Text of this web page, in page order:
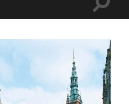
Toggle